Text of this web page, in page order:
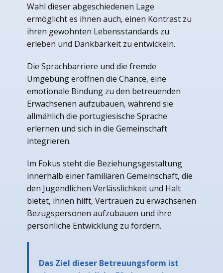
Wahl dieser abgeschiedenen Lage
ermöglicht es ihnen auch, einen Kontrast zu
ihren gewohnten Lebensstandards zu
erleben und Dankbarkeit zu entwickeln.
Die Sprachbarriere und die fremde
Umgebung eröffnen die Chance, eine
emotionale Bindung zu den betreuenden
Erwachsenen aufzubauen, während sie
allmählich die portugiesische Sprache
erlernen und sich in die Gemeinschaft
integrieren.
Im Fokus steht die Beziehungsgestaltung
innerhalb einer familiären Gemeinschaft, die
den Jugendlichen Verlässlichkeit und Halt
bietet, ihnen hilft, Vertrauen zu erwachsenen
Bezugspersonen aufzubauen und ihre
persönliche Entwicklung zu fördern.
Das Ziel dieser Betreuungsform ist